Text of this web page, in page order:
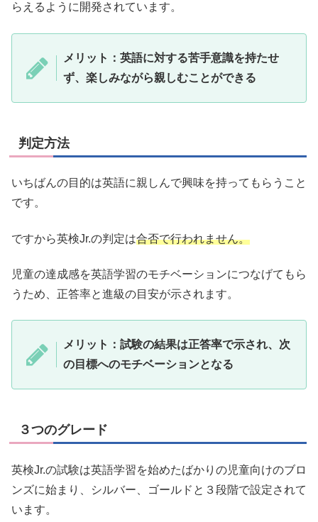
らえるように開発されています。
メリット：英語に対する苦手意識を持たせ
ず、楽しみながら親しむことができる
判定方法
いちばんの目的は英語に親しんで興味を持ってもらうこと
です。
ですから英検Jr.の判定は合否で行われません。
児童の達成感を英語学習のモチベーションにつなげてもら
うため、正答率と進級の目安が示されます。
メリット：試験の結果は正答率で示され、次
の目標へのモチベーションとなる
３つのグレード
英検Jr.の試験は英語学習を始めたばかりの児童向けのブロ
ンズに始まり、シルバー、ゴールドと３段階で設定されて
います。